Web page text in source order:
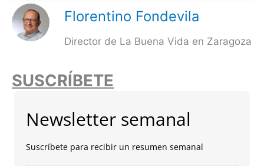
Florentino Fondevila
Director de La Buena Vida en Zaragoza
SUSCRÍBETE
Newsletter semanal
Suscríbete para recibir un resumen semanal